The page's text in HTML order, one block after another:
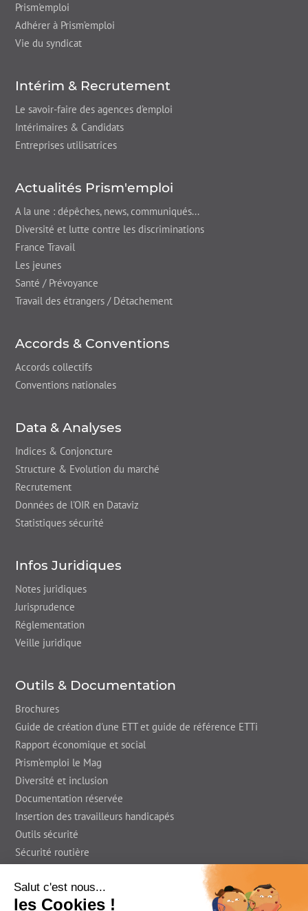
Prism'emploi
Adhérer à Prism’emploi
Vie du syndicat
Intérim & Recrutement
Le savoir-faire des agences d’emploi
Intérimaires & Candidats
Entreprises utilisatrices
Actualités Prism'emploi
A la une : dépêches, news, communiqués...
Diversité et lutte contre les discriminations
France Travail
Les jeunes
Santé / Prévoyance
Travail des étrangers / Détachement
Accords & Conventions
Accords collectifs
Conventions nationales
Data & Analyses
Indices & Conjoncture
Structure & Evolution du marché
Recrutement
Données de l'OIR en Dataviz
Statistiques sécurité
Infos Juridiques
Notes juridiques
Jurisprudence
Réglementation
Veille juridique
Outils & Documentation
Brochures
Guide de création d'une ETT et guide de référence ETTi
Rapport économique et social
Prism’emploi le Mag
Diversité et inclusion
Documentation réservée
Insertion des travailleurs handicapés
Outils sécurité
Sécurité routière